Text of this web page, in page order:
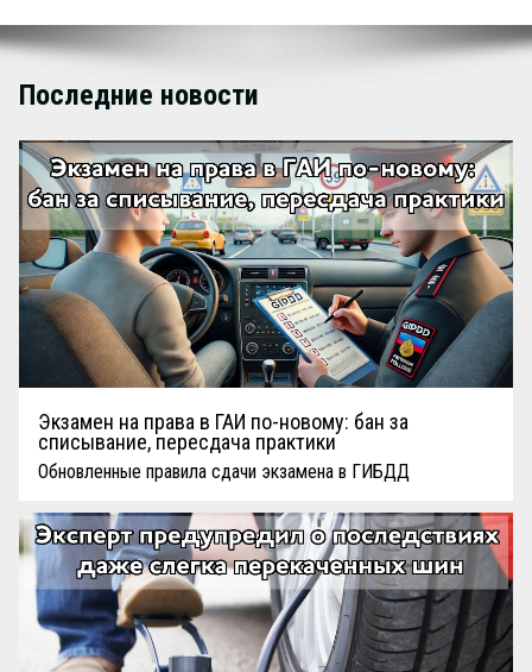
Последние новости
Экзамен на права в ГАИ по-новому: бан за
списывание, пересдача практики
Обновленные правила сдачи экзамена в ГИБДД